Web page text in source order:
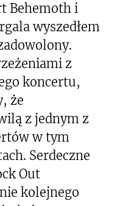
Behemoth i
wyszedłem
z
koncertu,
że
z jednym z
w tym
Serdeczne
Out
kolejnego